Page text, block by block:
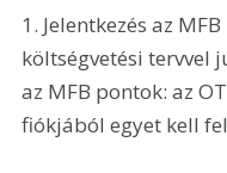
1. Jelentkezés az
költségvetési tervvel
az MFB pontok: az
fiókjából egyet kell